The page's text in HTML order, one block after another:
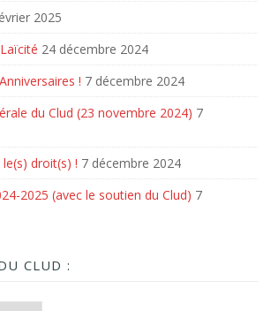
2025
24 décembre 2024
! 7 décembre 2024
du Clud (23 novembre 2024) 7
droit(s) ! 7 décembre 2024
2025 (avec le soutien du Clud) 7
CLUD :